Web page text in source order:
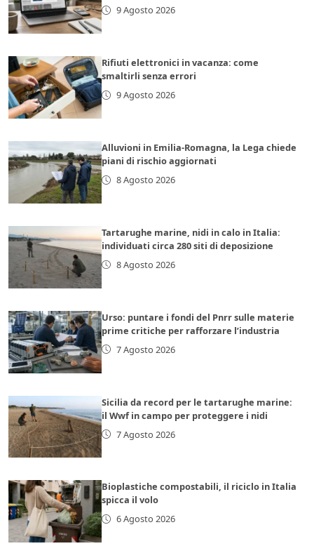
9 Agosto 2026
Rifiuti elettronici in vacanza: come
smaltirli senza errori
9 Agosto 2026
Alluvioni in Emilia-Romagna, la Lega chiede
piani di rischio aggiornati
8 Agosto 2026
Tartarughe marine, nidi in calo in Italia:
individuati circa 280 siti di deposizione
8 Agosto 2026
Urso: puntare i fondi del Pnrr sulle materie
prime critiche per rafforzare l’industria
7 Agosto 2026
Sicilia da record per le tartarughe marine:
il Wwf in campo per proteggere i nidi
7 Agosto 2026
Bioplastiche compostabili, il riciclo in Italia
spicca il volo
6 Agosto 2026